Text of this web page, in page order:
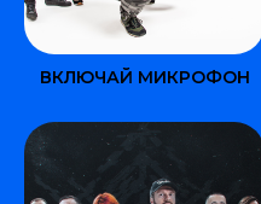
ВКЛЮЧАЙ МИКРОФОН